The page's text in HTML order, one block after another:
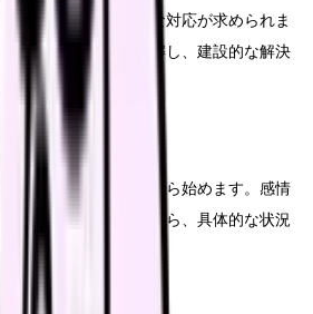
には、適切かつ冷静な対応が求められま
の根本的な原因を理解し、建設的な解決
かりと傾聴することから始めます。感情
冷静な態度を保ちながら、具体的な状況
ょう。